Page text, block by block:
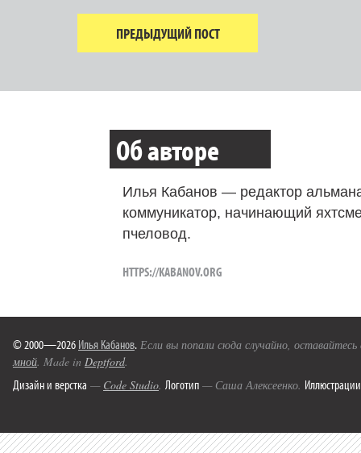
ПРЕДЫДУЩИЙ ПОСТ
Об авторе
Илья Кабанов — редактор
коммуникатор, начинающий
пчеловод.
HTTPS://KABANOV.ORG
© 2000—2026 Илья Кабанов. Если вы попали сюда случайно,
мной. Made in Deptford.
Дизайн и верстка — Code Studio. Логотип — Саша Алексеенко. Иллюстрации